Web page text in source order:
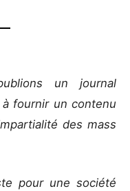
un journal
fournir un contenu
des mass
pour une société